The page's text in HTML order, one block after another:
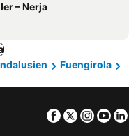
– Nerja
Fuengirola
Facebook
Twitter